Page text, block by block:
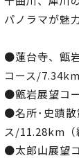
パノラマが魅
●蓮台寺、甑
コース/
●甑岩展望コ
●名所･史蹟散
ス/11.28km（
●太郎山展望